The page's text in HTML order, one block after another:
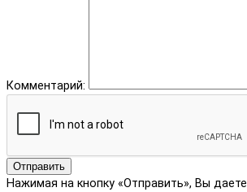
Комментарий:
Отправить
Нажимая на кнопку «Отправить», Вы даете